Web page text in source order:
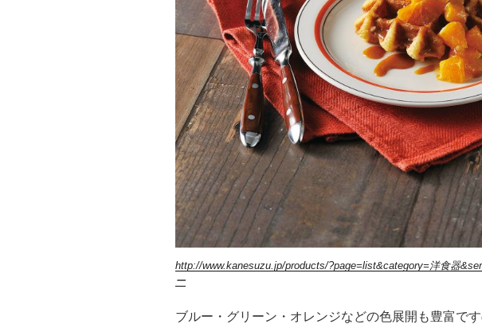
http://www.kanesuzu.jp/products/?page=list&category=洋食器
ー
ブルー・グリーン・オレンジなどの色展開も豊富で